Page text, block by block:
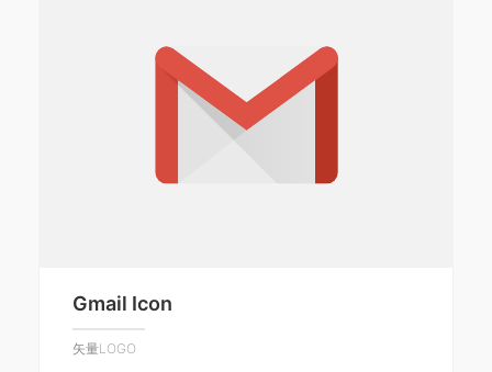
Gmail Icon
矢量LOGO